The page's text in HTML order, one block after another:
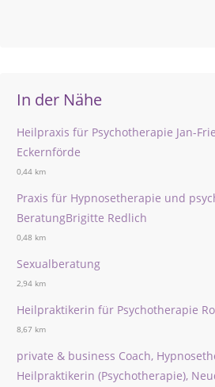
In der Nähe
Heilpraxis für Psychotherapie Jan-
Eckernförde
0,44 km
Praxis für Hypnosetherapie und
BeratungBrigitte Redlich
0,48 km
Sexualberatung
2,94 km
Heilpraktikerin für Psychotherapie
8,67 km
private & business Coach,
Heilpraktikerin (Psychotherapie),